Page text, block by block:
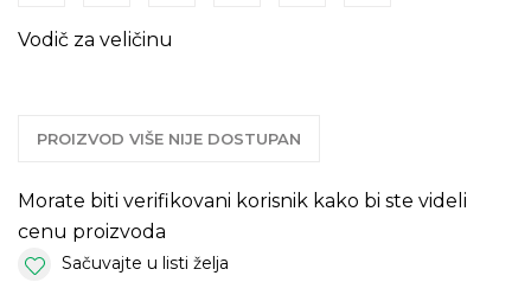
Vodič za veličinu
PROIZVOD VIŠE NIJE DOSTUPAN
Morate biti verifikovani korisnik kako bi ste videli
cenu proizvoda
Sačuvajte u listi želja